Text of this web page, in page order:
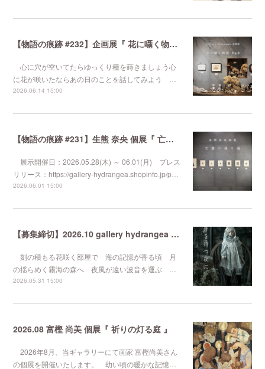
【物語の痕跡 #232】企画展『 花に囁く物語 Ep.6 』
心に穴が空いてたらゆっくり種を蒔きましょう心
に花が咲いたならあの日のことを話してみよう …
2026.06.14 15:00
【物語の痕跡 #231】生熊 奈央 個展『 亡霊の通り道 』
展示開催日：2026.05.28(木) ～ 06.01(月) プレス
リリース：https://gallery-hydrangea.shopinfo.jp/p…
2026.06.01 15:00
【募集締切】2026.10 gallery hydrangea 企画展『 波音を待つ夜に 』
刻の積もる花咲く部屋で 海の記憶が香る頃 月
の揺らめく霧海の森へ 夜風が遠い波音を運ぶ …
2026.05.31 15:00
2026.08 富樫 尚美 個展『 祈りの灯る庭 』
2026年8月、当ギャラリーにて画家 富樫尚美さん
の個展を開催いたします。 幼い頃の暖かな記憶…